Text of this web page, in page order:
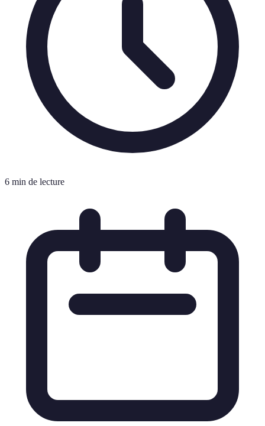
6 min de lecture